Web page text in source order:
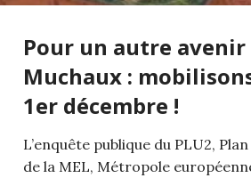
Pour un autre avenir
Muchaux :
1er décembre !
L’enquête publique du PLU2,
de la MEL, Métropole